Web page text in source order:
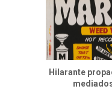
Hilarante